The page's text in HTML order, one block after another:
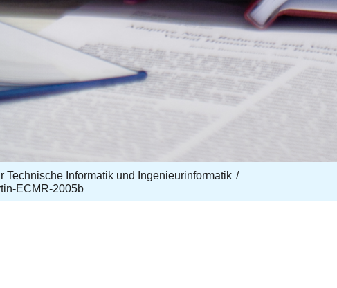
Technische Informatik und Ingenieurinformatik
ECMR-2005b